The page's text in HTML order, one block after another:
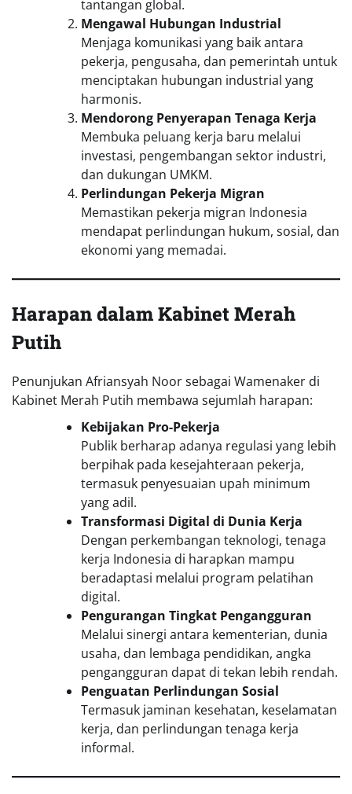
tantangan global.
Mengawal Hubungan Industrial
Menjaga komunikasi yang baik antara
pekerja, pengusaha, dan pemerintah untuk
menciptakan hubungan industrial yang
harmonis.
Mendorong Penyerapan Tenaga Kerja
Membuka peluang kerja baru melalui
investasi, pengembangan sektor industri,
dan dukungan UMKM.
Perlindungan Pekerja Migran
Memastikan pekerja migran Indonesia
mendapat perlindungan hukum, sosial, dan
ekonomi yang memadai.
Harapan dalam Kabinet Merah
Putih
Penunjukan Afriansyah Noor sebagai Wamenaker di
Kabinet Merah Putih membawa sejumlah harapan:
Kebijakan Pro-Pekerja
Publik berharap adanya regulasi yang lebih
berpihak pada kesejahteraan pekerja,
termasuk penyesuaian upah minimum
yang adil.
Transformasi Digital di Dunia Kerja
Dengan perkembangan teknologi, tenaga
kerja Indonesia di harapkan mampu
beradaptasi melalui program pelatihan
digital.
Pengurangan Tingkat Pengangguran
Melalui sinergi antara kementerian, dunia
usaha, dan lembaga pendidikan, angka
pengangguran dapat di tekan lebih rendah.
Penguatan Perlindungan Sosial
Termasuk jaminan kesehatan, keselamatan
kerja, dan perlindungan tenaga kerja
informal.